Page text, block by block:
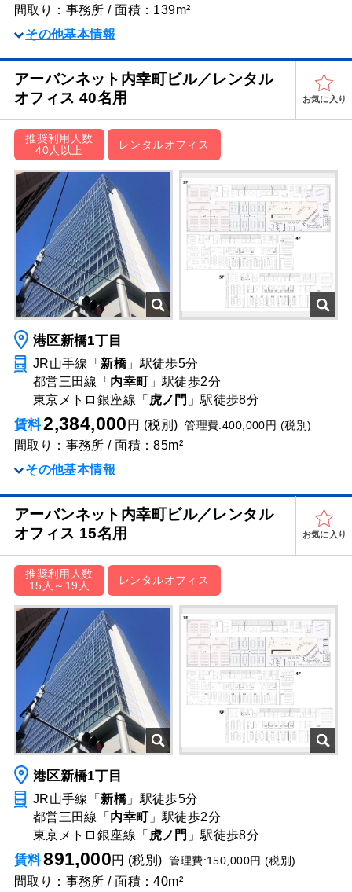
間取り：事務所 / 面積：139m²
その他基本情報
アーバンネット内幸町ビル／レンタル
オフィス 40名用
お気に入り
推奨利用人数
40人以上
レンタルオフィス
港区新橋1丁目
JR山手線「 新橋」駅徒歩5分
都営三田線「 内幸町 」駅徒歩2分
東京メトロ銀座線「 虎ノ門 」駅徒歩8分
賃料2,384,000 円 (税別)管理費:400,000円 (税別)
間取り：事務所 / 面積：85m²
その他基本情報
アーバンネット内幸町ビル／レンタル
オフィス 15名用
お気に入り
推奨利用人数
15人～19人
レンタルオフィス
港区新橋1丁目
JR山手線「 新橋」駅徒歩5分
都営三田線「 内幸町 」駅徒歩2分
東京メトロ銀座線「 虎ノ門 」駅徒歩8分
賃料891,000円 (税別)管理費:150,000円 (税別)
間取り：事務所 / 面積：40m²